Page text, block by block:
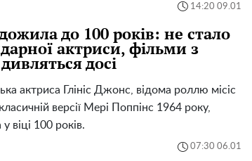
14:20 09.01
до 100 років: не стало
актриси, фільми з
досі
актриса Глініс Джонс, відома роллю місіс
версії Мері Поппінс 1964 року,
віці 100 років.
07:30 06.01